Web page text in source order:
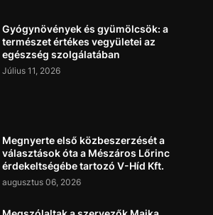
Gyógynövények és gyümölcsök: a
természet értékes vegyületei az
egészség szolgálatában
Július 11, 2026
Megnyerte első közbeszerzését a
választások óta a Mészáros Lőrinc
érdekeltségébe tartozó V-Híd Kft.
augusztus 06, 2026